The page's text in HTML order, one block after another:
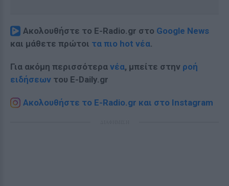
Ακολουθήστε το E-Radio.gr στο Google News
και μάθετε πρώτοι τα πιο hot νέα.
Για ακόμη περισσότερα νέα, μπείτε στην ροή
ειδήσεων του E-Daily.gr
Ακολουθήστε το E-Radio.gr και στο Instagram